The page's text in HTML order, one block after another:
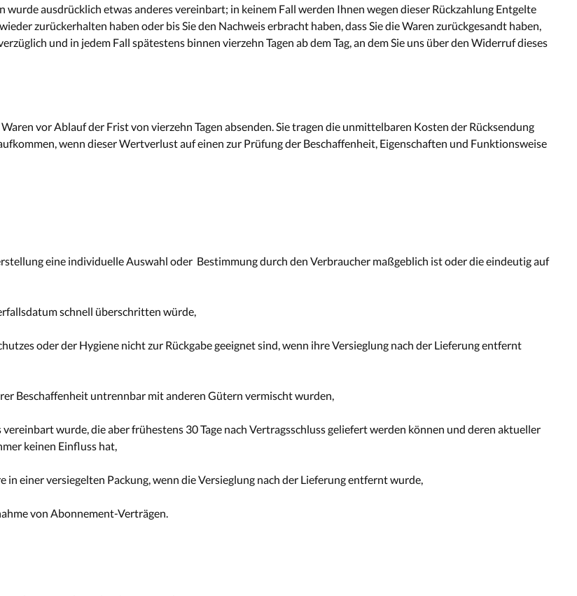
ausdrücklich etwas anderes vereinbart; in keinem Fall werden Ihnen wegen dieser Rückzahlung Entgelte
zurückerhalten haben oder bis Sie den Nachweis erbracht haben, dass Sie die Waren zurückgesandt haben,
und in jedem Fall spätestens binnen vierzehn Tagen ab dem Tag, an dem Sie uns über den Widerruf dieses
vor Ablauf der Frist von vierzehn Tagen absenden. Sie tragen die unmittelbaren Kosten der Rücksendung
wenn dieser Wertverlust auf einen zur Prüfung der Beschaffenheit, Eigenschaften und Funktionsweise
eine individuelle Auswahl oder Bestimmung durch den Verbraucher maßgeblich ist oder die eindeutig auf
schnell überschritten würde,
oder der Hygiene nicht zur Rückgabe geeignet sind, wenn ihre Versieglung nach der Lieferung entfernt
Beschaffenheit untrennbar mit anderen Gütern vermischt wurden,
wurde, die aber frühestens 30 Tage nach Vertragsschluss geliefert werden können und deren aktueller
keinen Einfluss hat,
einer versiegelten Packung, wenn die Versieglung nach der Lieferung entfernt wurde,
von Abonnement-Verträgen.